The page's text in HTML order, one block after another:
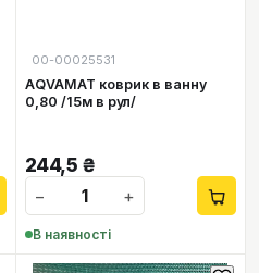
00-00025531
AQVAMAT коврик в ванну
0,80 /15м в рул/
244,5 ₴
−
+
В наявності